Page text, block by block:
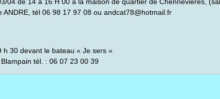
ANDRE, tél 06 98 17 97 08 ou andcat78@hotmail.fr
h 30 devant le bateau « Je sers »
tél. : 06 07 23 00 39